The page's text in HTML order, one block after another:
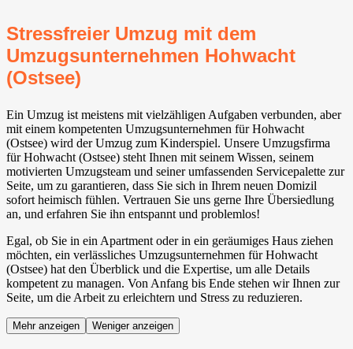
Stressfreier Umzug mit dem
Umzugsunternehmen Hohwacht
(Ostsee)
Ein Umzug ist meistens mit vielzähligen Aufgaben verbunden, aber
mit einem kompetenten Umzugsunternehmen für Hohwacht
(Ostsee) wird der Umzug zum Kinderspiel. Unsere Umzugsfirma
für Hohwacht (Ostsee) steht Ihnen mit seinem Wissen, seinem
motivierten Umzugsteam und seiner umfassenden Servicepalette zur
Seite, um zu garantieren, dass Sie sich in Ihrem neuen Domizil
sofort heimisch fühlen. Vertrauen Sie uns gerne Ihre Übersiedlung
an, und erfahren Sie ihn entspannt und problemlos!
Egal, ob Sie in ein Apartment oder in ein geräumiges Haus ziehen
möchten, ein verlässliches Umzugsunternehmen für Hohwacht
(Ostsee) hat den Überblick und die Expertise, um alle Details
kompetent zu managen. Von Anfang bis Ende stehen wir Ihnen zur
Seite, um die Arbeit zu erleichtern und Stress zu reduzieren.
Mehr anzeigen Weniger anzeigen